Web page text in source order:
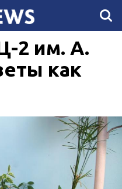
жатқан күн электр
панельдер орнатыла
2 им. А.
как